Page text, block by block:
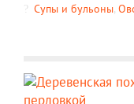
Супы и бульоны,